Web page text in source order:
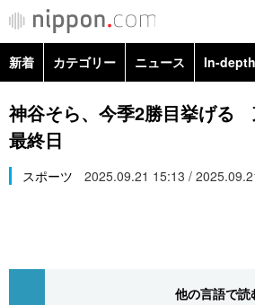
カテゴリー
経済・ビジネス
トップ
In-depth
新着 カテゴリー ニュース In-depth
政治・外交
経済・ビジネス
神谷そら、今季2勝目挙げる
最終日
スポーツ 2025.09.21 15:13 /
他の言語で読